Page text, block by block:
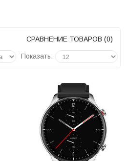
СРАВНЕНИЕ ТОВАРОВ (0)
Показать: